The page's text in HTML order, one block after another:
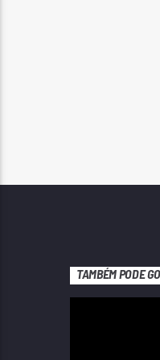
TAMBÉM PODE